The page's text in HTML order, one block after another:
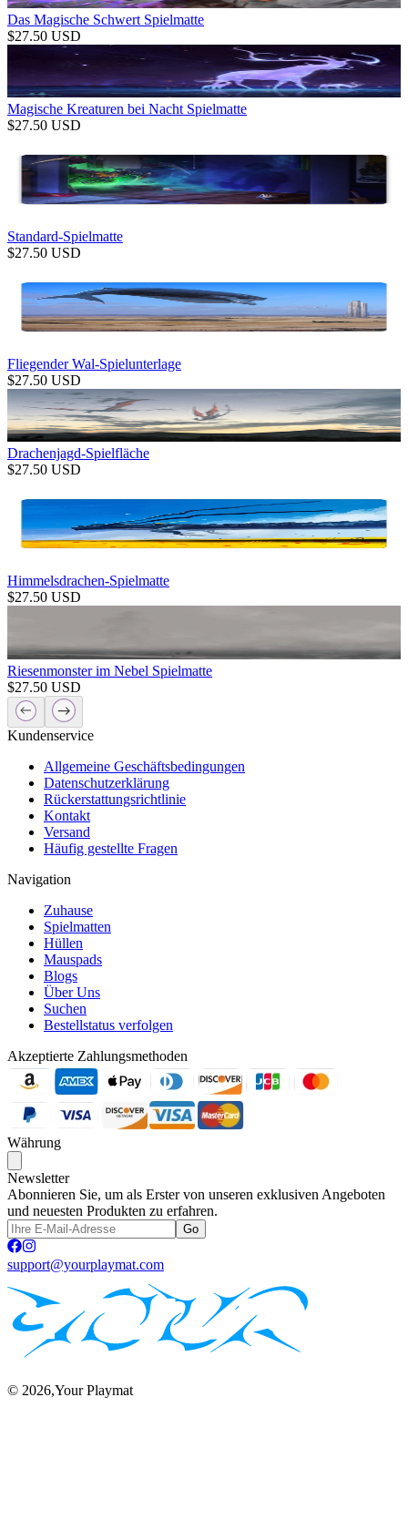
Das Magische Schwert Spielmatte
$27.50 USD
Magische Kreaturen bei Nacht Spielmatte
$27.50 USD
Standard-Spielmatte
$27.50 USD
Fliegender Wal-Spielunterlage
$27.50 USD
Drachenjagd-Spielfläche
$27.50 USD
Himmelsdrachen-Spielmatte
$27.50 USD
Riesenmonster im Nebel Spielmatte
$27.50 USD
Kundenservice
Allgemeine Geschäftsbedingungen
Datenschutzerklärung
Rückerstattungsrichtlinie
Kontakt
Versand
Häufig gestellte Fragen
Navigation
Zuhause
Spielmatten
Hüllen
Mauspads
Blogs
Über Uns
Suchen
Bestellstatus verfolgen
Akzeptierte Zahlungsmethoden
Währung
Newsletter
Abonnieren Sie, um als Erster von unseren exklusiven Angeboten
und neuesten Produkten zu erfahren.
Go
support@yourplaymat.com
© 2026,Your Playmat